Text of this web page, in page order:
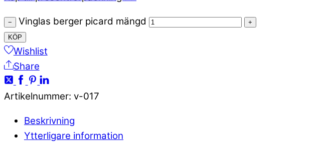
− Vinglas berger picard mängd
+
KÖP
Wishlist
Share
Artikelnummer: v-017
Beskrivning
Ytterligare information